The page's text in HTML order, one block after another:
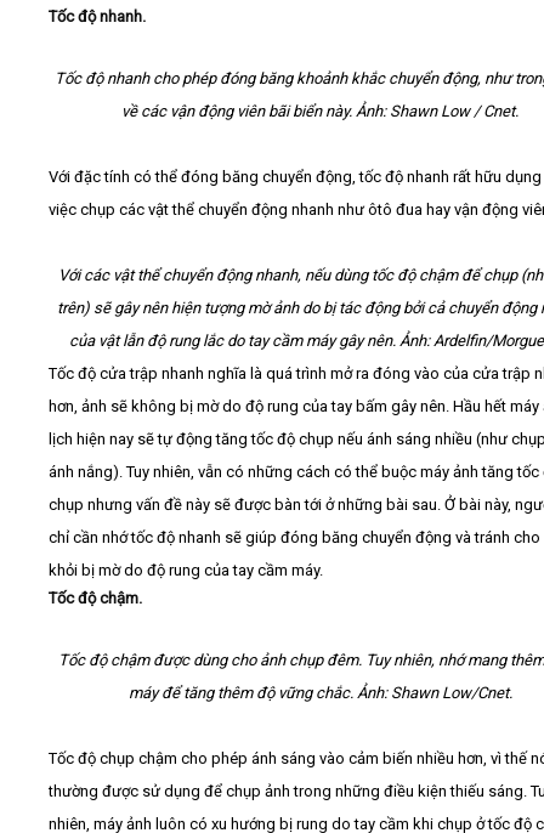
Tốc độ nhanh.
Tốc độ nhanh cho phép đóng băng khoảnh khắc chuyển động, như
về các vận động viên bãi biển này. Ảnh: Shawn Low / Cnet.
Với đặc tính có thể đóng băng chuyển động, tốc độ nhanh rất hữu
việc chụp các vật thể chuyển động nhanh như ôtô đua hay vận động
Với các vật thể chuyển động nhanh, nếu dùng tốc độ chậm để chụp
trên) sẽ gây nên hiện tượng mờ ảnh do bị tác động bởi cả chuyển động
của vật lẫn độ rung lắc do tay cầm máy gây nên. Ảnh: Ardelfin/
Tốc độ cửa trập nhanh nghĩa là quá trình mở ra đóng vào của cửa trập
hơn, ảnh sẽ không bị mờ do độ rung của tay bấm gây nên. Hầu hết máy
lịch hiện nay sẽ tự động tăng tốc độ chụp nếu ánh sáng nhiều (như
ánh nắng). Tuy nhiên, vẫn có những cách có thể buộc máy ảnh tăng tốc
chụp nhưng vấn đề này sẽ được bàn tới ở những bài sau. Ở bài này,
chỉ cần nhớ tốc độ nhanh sẽ giúp đóng băng chuyển động và tránh cho
khỏi bị mờ do độ rung của tay cầm máy.
Tốc độ chậm.
Tốc độ chậm được dùng cho ảnh chụp đêm. Tuy nhiên, nhớ mang
máy để tăng thêm độ vững chắc. Ảnh: Shawn Low/Cnet.
Tốc độ chụp chậm cho phép ánh sáng vào cảm biến nhiều hơn, vì thế
thường được sử dụng để chụp ảnh trong những điều kiện thiếu sáng.
nhiên, máy ảnh luôn có xu hướng bị rung do tay cầm khi chụp ở tốc độ